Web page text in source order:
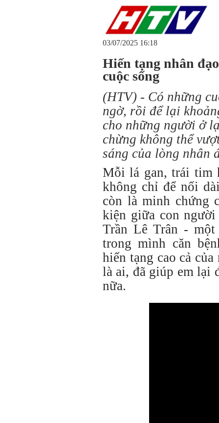
03/07/2025 16:18
Hiến tạng nhân
cuộc sống
(HTV) - Có những
ngờ, rồi để lại
cho những người ở
chừng không thể
sáng của lòng nhân
Mỗi lá gan, trái tim
không chỉ để nối
còn là minh chứng
kiện giữa con
Trần Lê Trân - một
trong mình căn
hiến tạng cao cả
là ai, đã giúp em lại
nữa.